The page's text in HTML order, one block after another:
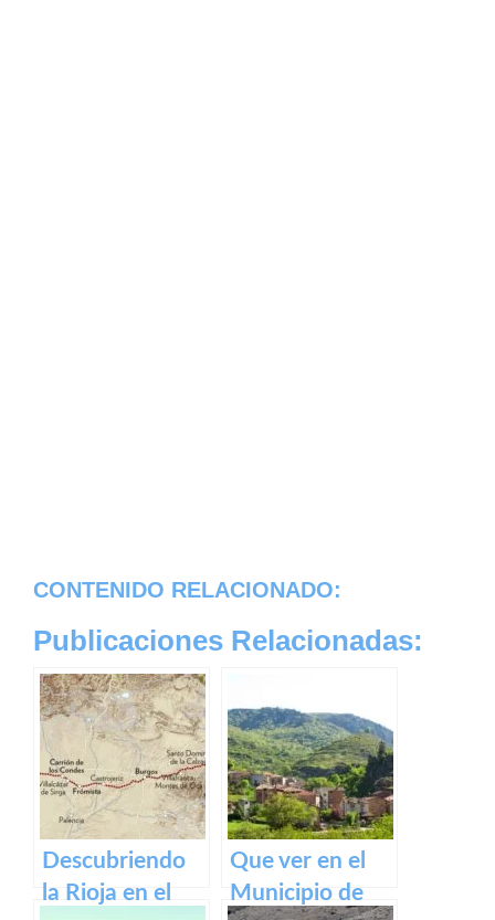
CONTENIDO RELACIONADO:
Publicaciones Relacionadas:
Descubriendo
la Rioja en el
Que ver en el
Municipio de